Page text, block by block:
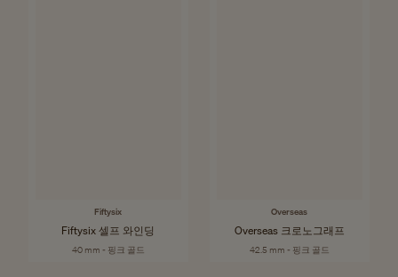
Fiftysix
Fiftysix 셀프 와인딩
40 mm - 핑크 골드
Overseas
Overseas 크로노그래프
42.5 mm - 핑크 골드